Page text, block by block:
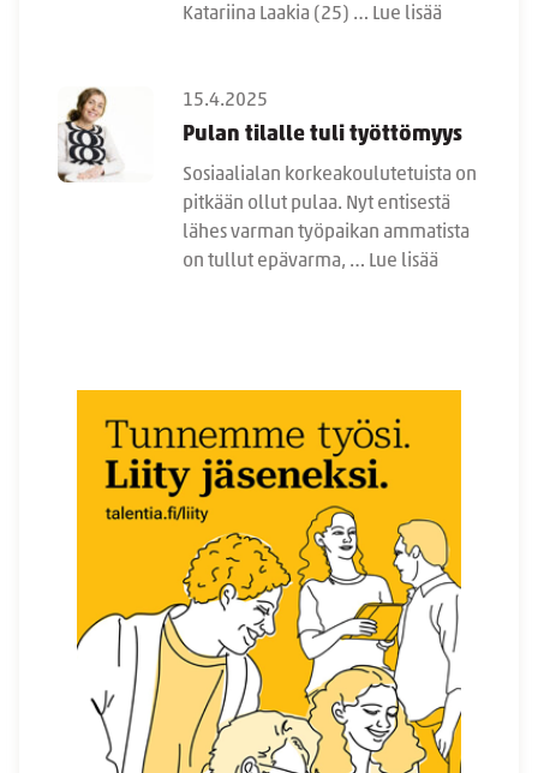
Katariina Laakia (25) … Lue lisää
15.4.2025
Pulan tilalle tuli työttömyys
Sosiaalialan korkeakoulutetuista on
pitkään ollut pulaa. Nyt entisestä
lähes varman työpaikan ammatista
on tullut epävarma, … Lue lisää